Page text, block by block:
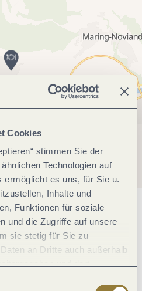
Cookies
stimmen Sie der
Technologien auf
ermöglicht es uns, für Sie u.
Inhalte und
Funktionen für soziale
und die Zugriffe auf unsere
sie stetig für Sie zu
an Dritte auch außerhalb